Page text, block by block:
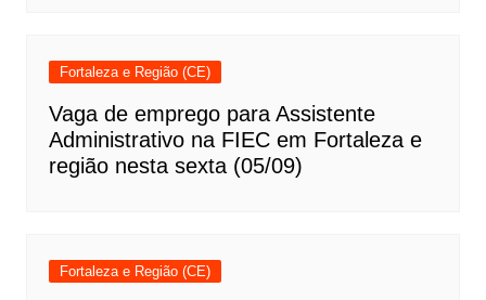
Fortaleza e Região (CE)
Vaga de emprego para Assistente
Administrativo na FIEC em Fortaleza e
região nesta sexta (05/09)
Fortaleza e Região (CE)